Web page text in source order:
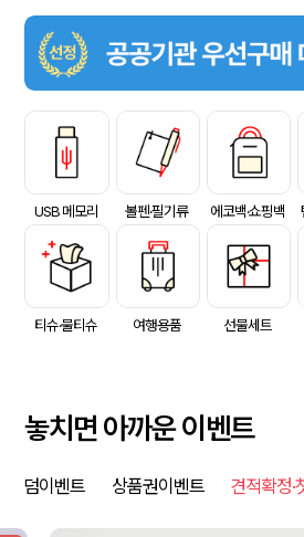
USB 메모리 볼펜·필기류 에코백·쇼핑백
티슈·물티슈 여행용품 선물세트
놓치면 아까운 이벤트
덤이벤트 상품권이벤트 견적확정·